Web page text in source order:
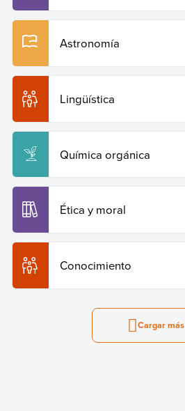
Astronomía
Lingüística
Química orgánica
Ética y moral
Conocimiento
Cargar más